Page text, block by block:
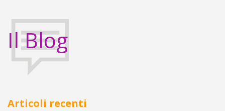
Il Blog
Articoli recenti